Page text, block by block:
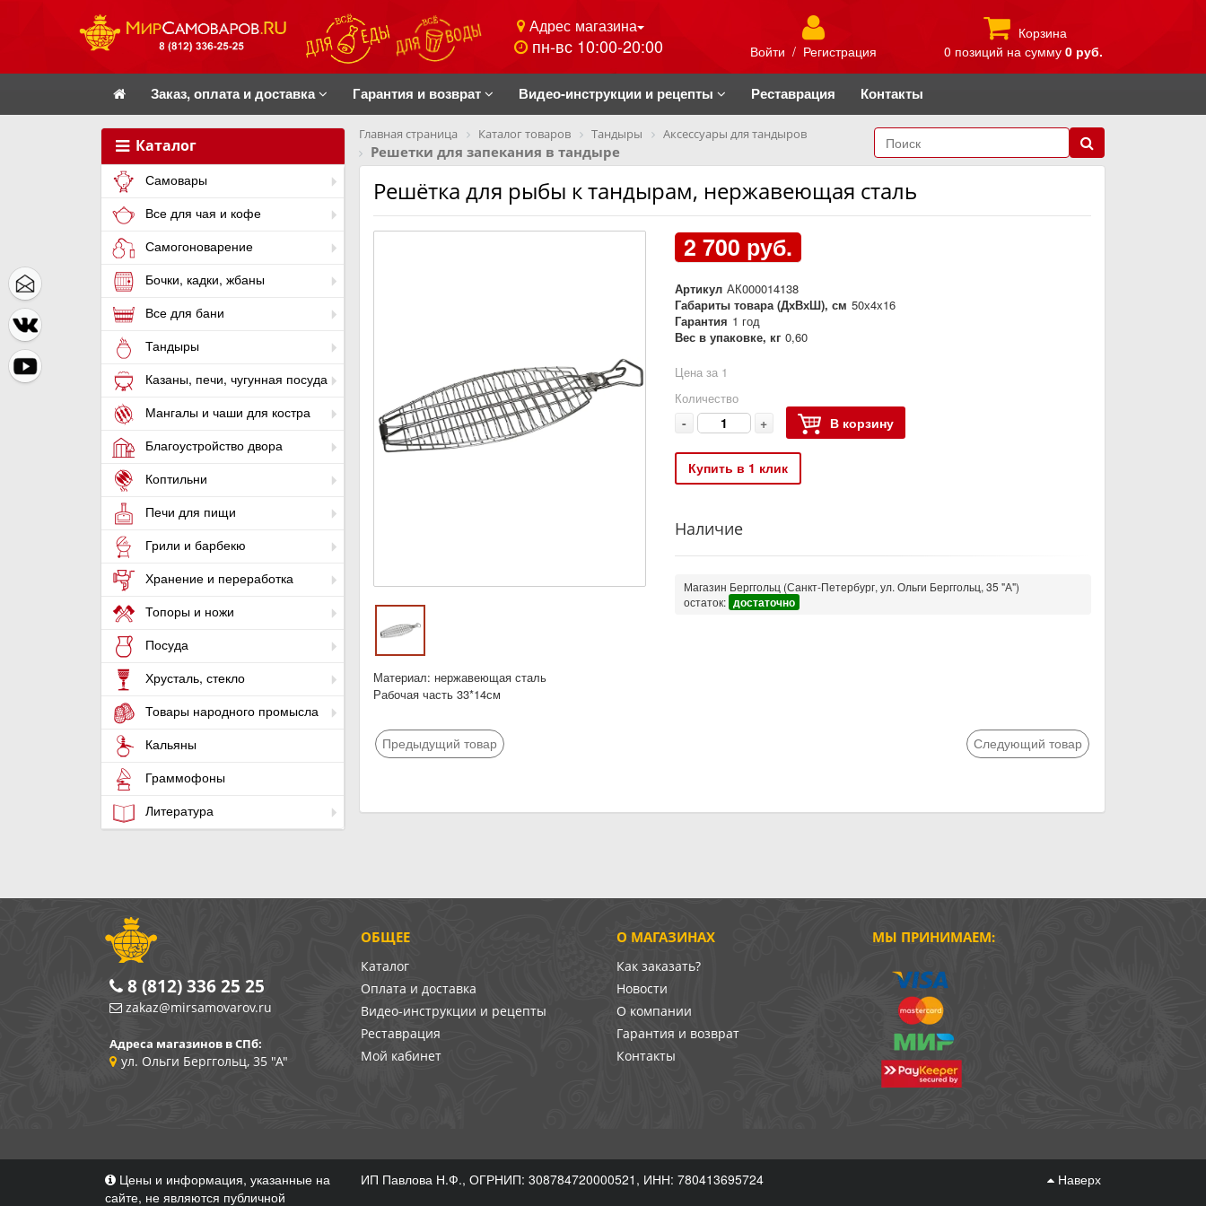
Адрес магазина
пн-вс 10:00-20:00 Войти / Регистрация
Корзина
0 позиций на сумму 0 руб.
Заказ, оплата и доставка Гарантия и возврат Видео-инструкции и рецепты Реставрация Контакты
Каталог
Самовары
Все для чая и кофе
Самогоноварение
Бочки, кадки, жбаны
Все для бани
Тандыры
Казаны, печи, чугунная посуда
Мангалы и чаши для костра
Благоустройство двора
Коптильни
Печи для пищи
Грили и барбекю
Хранение и переработка
Топоры и ножи
Посуда
Хрусталь, стекло
Товары народного промысла
Кальяны
Граммофоны
Литература
Главная страница Каталог товаров Тандыры Аксессуары для тандыров
Решетки для запекания в тандыре
Решётка для рыбы к тандырам, нержавеющая сталь
2 700 руб.
Артикул АК000014138
Габариты товара (ДхВхШ), см 50х4х16
Гарантия 1 год
Вес в упаковке, кг 0,60
Цена за 1
Количество
- + В корзину
Купить в 1 клик
Наличие
Магазин Берггольц (Санкт-Петербург, ул. Ольги Берггольц, 35 "А")
остаток: достаточно
Материал: нержавеющая сталь
Рабочая часть 33*14см
Предыдущий товар Следующий товар
О МАГАЗИНАХ
Как заказать?
Новости
О компании
Гарантия и возврат
Контакты
ОБЩЕЕ
Каталог
Оплата и доставка
Видео-инструкции и рецепты
Реставрация
Мой кабинет
МЫ ПРИНИМАЕМ:
8 (812) 336 25 25
zakaz@mirsamovarov.ru
Адреса магазинов в СПб:
ул. Ольги Берггольц, 35 "А"
Цены и информация, указанные на
сайте, не являются публичной
ИП Павлова Н.Ф., ОГРНИП: 308784720000521, ИНН: 780413695724 Наверх